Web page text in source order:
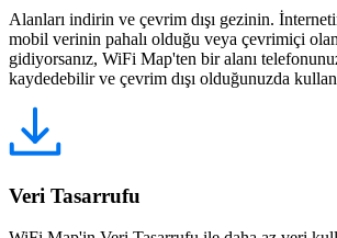
Alanları indirin ve çevrim dışı gezinin.
mobil verinin pahalı olduğu veya çevrimiçi
gidiyorsanız, WiFi Map'ten bir alanı
kaydedebilir ve çevrim dışı olduğunuzda
Veri Tasarrufu